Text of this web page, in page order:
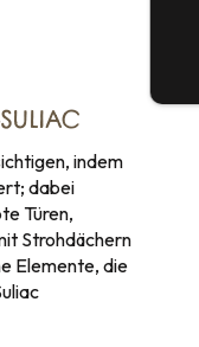
indem
dabei
Türen,
Strohdächern
Elemente, die